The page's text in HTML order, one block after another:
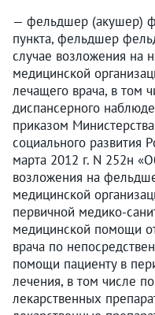
— фельдшер (акушер)
пункта, фельдшер
случае возложения на
медицинской
лечащего врача, в том
диспансерного
приказом
социального развития
марта 2012 г. N 252н
возложения на
медицинской
первичной медико-
медицинской помощи
врача по
помощи пациенту в
лечения, в том числе
лекарственных